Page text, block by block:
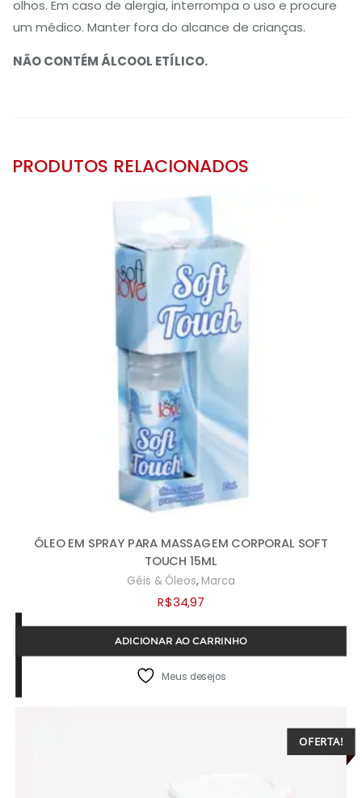
olhos. Em caso de alergia, interrompa o uso e procure
um médico. Manter fora do alcance de crianças.
NÃO CONTÉM ÁLCOOL ETÍLICO.
PRODUTOS RELACIONADOS
ÓLEO EM SPRAY PARA MASSAGEM CORPORAL SOFT
TOUCH 15ML
Géis & Óleos, Marca
R$34,97
ADICIONAR AO CARRINHO
Meus desejos
OFERTA!